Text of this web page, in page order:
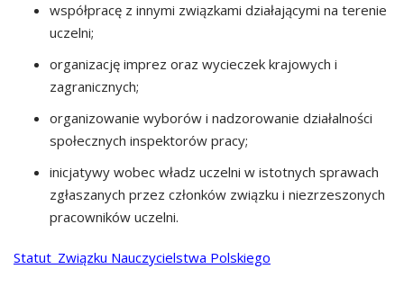
współpracę z innymi związkami działającymi na terenie
uczelni;
organizację imprez oraz wycieczek krajowych i
zagranicznych;
organizowanie wyborów i nadzorowanie działalności
społecznych inspektorów pracy;
inicjatywy wobec władz uczelni w istotnych sprawach
zgłaszanych przez członków związku i niezrzeszonych
pracowników uczelni.
Statut_Związku Nauczycielstwa Polskiego